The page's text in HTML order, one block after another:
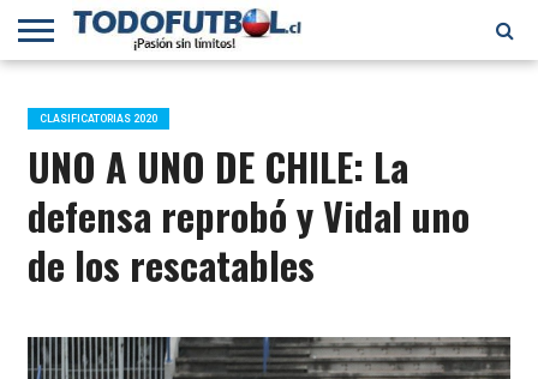
PRIMERA
B
SELECCIÓN
CHILENA
CHILENOS
EN EL
MUNDO
FÚTBOL
INTERNACIONAL
CLASIFICATORIAS 2020
UNO A UNO DE CHILE: La
defensa reprobó y Vidal uno
de los rescatables